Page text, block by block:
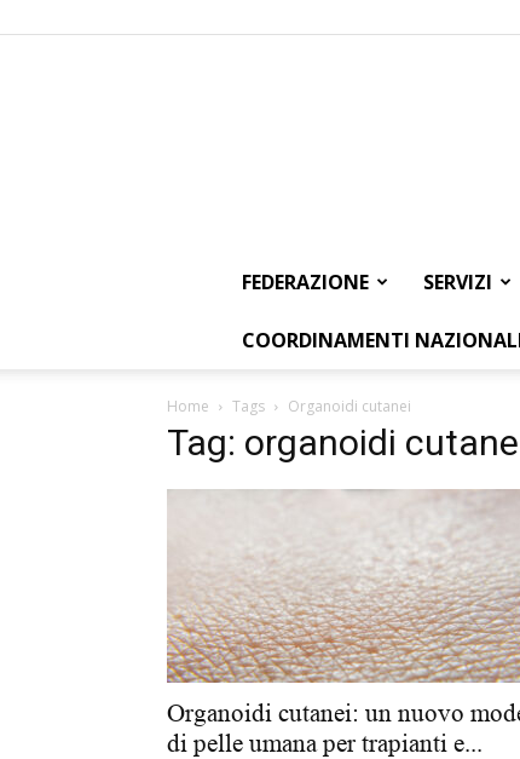
FEDERAZIONE SERVIZI
COORDINAMENTI
Home Tags Organoidi cutanei
Tag: organoidi
Organoidi cutanei: un nuovo
di pelle umana per trapianti e...